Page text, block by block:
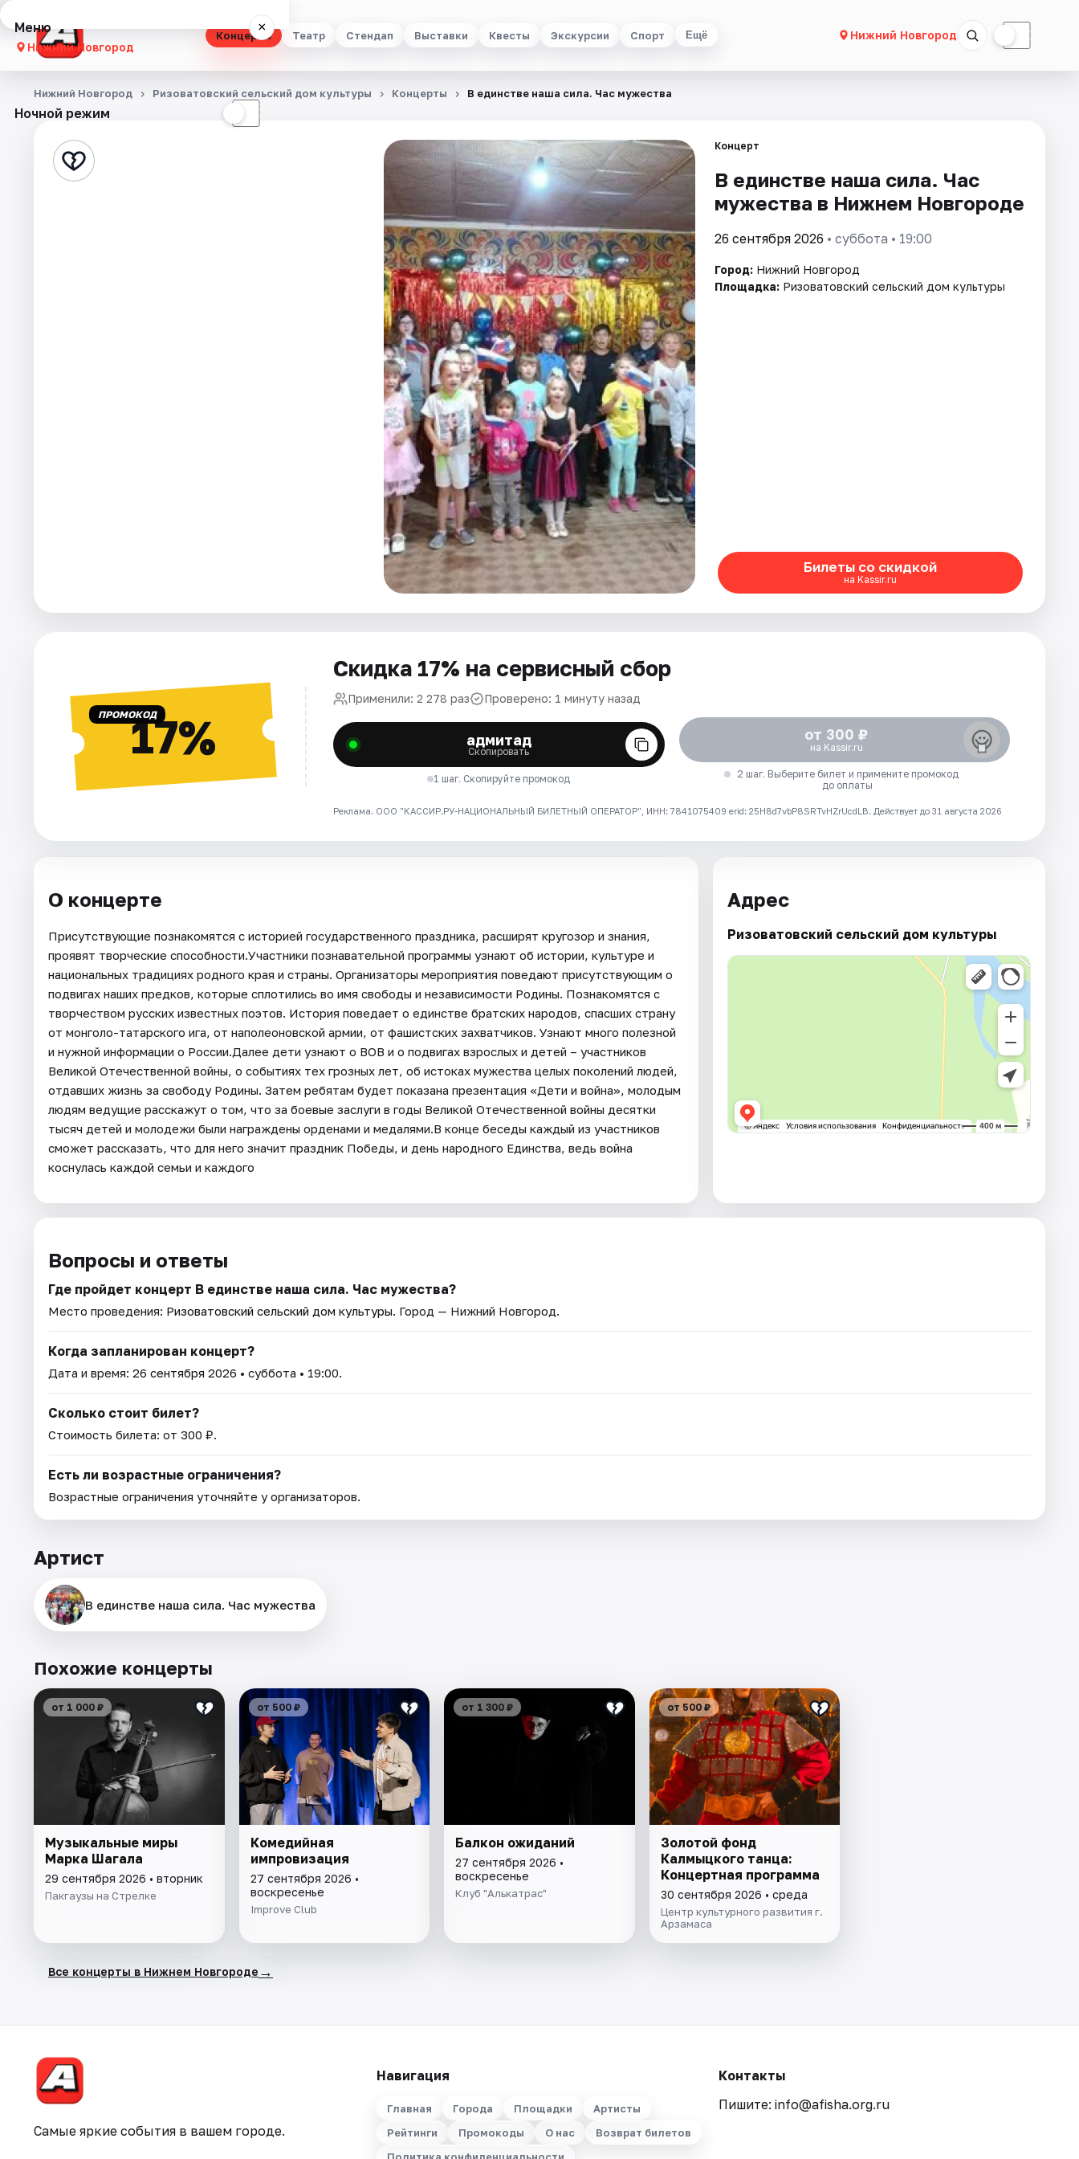
Концерты Театр Стендап Выставки Квесты Экскурсии Спорт Ещё Нижний Новгород ☾
Меню ×
Нижний Новгород
Концерты
Стендап
Ночной режим ☾
Нижний Новгород Ризоватовский сельский дом культуры Концерты В единстве наша сила. Час мужества
Концерт
В единстве наша сила. Час
мужества в Нижнем Новгороде
26 сентября 2026 • суббота • 19:00
Город: Нижний Новгород
Площадка: Ризоватовский сельский дом культуры
Билеты со скидкой
на Kassir.ru
ПРОМОКОД17%
Скидка 17% на сервисный сбор
Применили: 2 278 раз Проверено: 1 минуту назад
адмитад
Скопировать
1 шаг. Скопируйте промокод
от 300 ₽
на Kassir.ru
2 шаг. Выберите билет и примените промокод
до оплаты
Реклама. ООО "КАССИР.РУ-НАЦИОНАЛЬНЫЙ БИЛЕТНЫЙ ОПЕРАТОР", ИНН: 7841075409 erid: 25H8d7vbP8SRTvHZrUcdLB. Действует до 31 августа 2026
О концерте
Присутствующие познакомятся с историей государственного праздника, расширят кругозор и знания,
проявят творческие способности.Участники познавательной программы узнают об истории, культуре и
национальных традициях родного края и страны. Организаторы мероприятия поведают присутствующим о
подвигах наших предков, которые сплотились во имя свободы и независимости Родины. Познакомятся с
творчеством русских известных поэтов. История поведает о единстве братских народов, спасших страну
от монголо-татарского ига, от наполеоновской армии, от фашистских захватчиков. Узнают много полезной
и нужной информации о России.Далее дети узнают о ВОВ и о подвигах взрослых и детей – участников
Великой Отечественной войны, о событиях тех грозных лет, об истоках мужества целых поколений людей,
отдавших жизнь за свободу Родины. Затем ребятам будет показана презентация «Дети и война», молодым
людям ведущие расскажут о том, что за боевые заслуги в годы Великой Отечественной войны десятки
тысяч детей и молодежи были награждены орденами и медалями.В конце беседы каждый из участников
сможет рассказать, что для него значит праздник Победы, и день народного Единства, ведь война
коснулась каждой семьи и каждого
Адрес
Ризоватовский сельский дом культуры
Вопросы и ответы
Где пройдет концерт В единстве наша сила. Час мужества?
Место проведения: Ризоватовский сельский дом культуры. Город — Нижний Новгород.
Когда запланирован концерт?
Дата и время: 26 сентября 2026 • суббота • 19:00.
Сколько стоит билет?
Стоимость билета: от 300 ₽.
Есть ли возрастные ограничения?
Возрастные ограничения уточняйте у организаторов.
Артист
В единстве наша сила. Час мужества
Похожие концерты
от 1 000 ₽
Музыкальные миры
Марка Шагала
29 сентября 2026 • вторник
Пакгаузы на Стрелке
от 500 ₽
Комедийная
импровизация
27 сентября 2026 •
воскресенье
Improve Club
от 1 300 ₽
Балкон ожиданий
27 сентября 2026 •
воскресенье
Клуб "Алькатрас"
от 500 ₽
Золотой фонд
Калмыцкого танца:
Концертная программа
30 сентября 2026 • среда
Центр культурного развития г.
Арзамаса
Все концерты в Нижнем Новгороде →
Самые яркие события в вашем городе.
Навигация
Главная Города Площадки
Артисты
Рейтинги
Промокоды О нас
Возврат билетов
Контакты
Пишите: info@afisha.org.ru